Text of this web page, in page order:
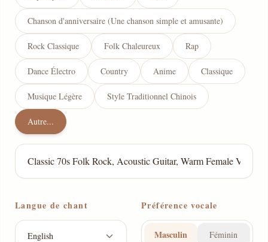
Chanson d'anniversaire (Une chanson simple et amusante)
Rock Classique Folk Chaleureux Rap
Dance Électro Country Anime Classique
Musique Légère Style Traditionnel Chinois
Autre...
Langue de chant
English
Préférence vocale
Masculin Féminin